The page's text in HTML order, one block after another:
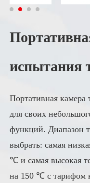
испытания
Портативная камера
для своих
функций. Диапазон
выбрать: самая
℃ и самая высокая
на 150 ℃ с тарифом